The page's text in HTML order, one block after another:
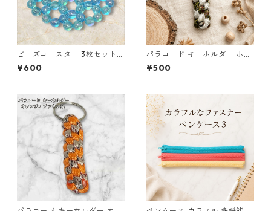
ビーズコースター 3枚セット
クリア パール ブルー ラウンド
モチーフ アクリルビーズ s43
¥600
パラコード キーホルダー ホワ
イト× グリーン・ブラウン ハ
ンドメイド 国産 本革 ヌメ革
¥500